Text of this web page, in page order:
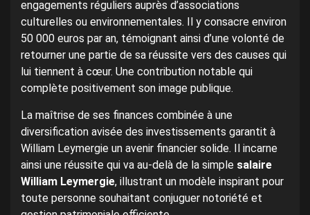
engagements réguliers auprès d’associations
culturelles ou environnementales. Il y consacre environ
50 000 euros par an, témoignant ainsi d’une volonté de
retourner une partie de sa réussite vers des causes qui
lui tiennent à cœur. Une contribution notable qui
complète positivement son image publique.
La maîtrise de ses finances combinée à une
diversification avisée des investissements garantit à
William Leymergie un avenir financier solide. Il incarne
ainsi une réussite qui va au-delà de la simple salaire
William Leymergie, illustrant un modèle inspirant pour
toute personne souhaitant conjuguer notoriété et